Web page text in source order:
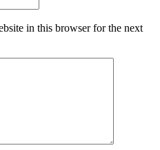
in this browser for the next